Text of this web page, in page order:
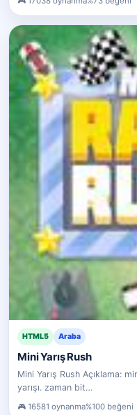
HTML5 Araba
Mini Yarış Rush
Mini Yarış Rush Açıklama:
yarışı. zaman bit…
16581 oynanma%100 beğeni